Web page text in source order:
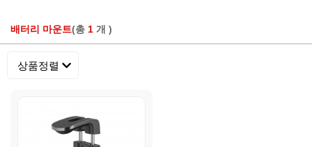
배터리 마운트(총 1 개 )
상품정렬